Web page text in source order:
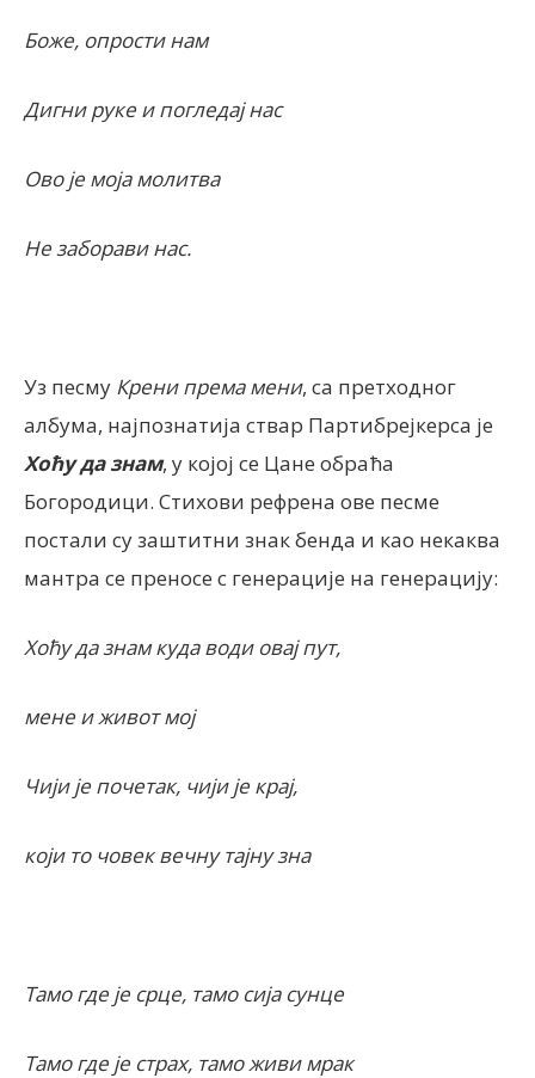
Боже, опрости нам
Дигни руке и погледај нас
Ово је моја молитва
Не заборави нас.
Уз песму Крени према мени, са претходног
албума, најпознатија ствар Партибрејкерса је
Хоћу да знам, у којој се Цане обраћа
Богородици. Стихови рефрена ове песме
постали су заштитни знак бенда и као некаква
мантра се преносе с генерације на генерацију:
Хоћу да знам куда води овај пут,
мене и живот мој
Чији је почетак, чији је крај,
који то човек вечну тајну зна
Тамо где је срце, тамо сија сунце
Тамо где је страх, тамо живи мрак